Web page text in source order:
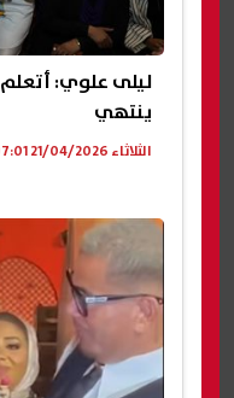
ليلى علوي:
ينتهي
الثلاثاء 21/04/2026 07:01 م